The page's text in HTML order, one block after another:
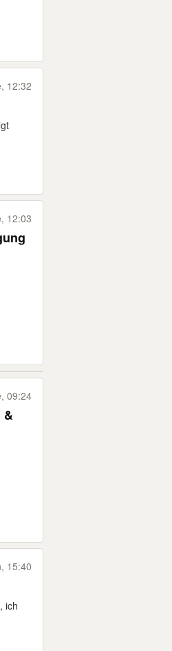
12:32
12:03
09:24
&
15:40
ich